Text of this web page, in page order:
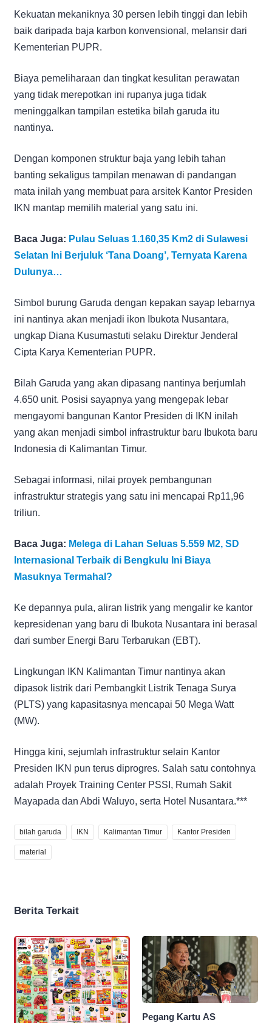
Kekuatan mekaniknya 30 persen lebih tinggi dan lebih
baik daripada baja karbon konvensional, melansir dari
Kementerian PUPR.
Biaya pemeliharaan dan tingkat kesulitan perawatan
yang tidak merepotkan ini rupanya juga tidak
meninggalkan tampilan estetika bilah garuda itu
nantinya.
Dengan komponen struktur baja yang lebih tahan
banting sekaligus tampilan menawan di pandangan
mata inilah yang membuat para arsitek Kantor Presiden
IKN mantap memilih material yang satu ini.
Baca Juga: Pulau Seluas 1.160,35 Km2 di Sulawesi
Selatan Ini Berjuluk ‘Tana Doang’, Ternyata Karena
Dulunya…
Simbol burung Garuda dengan kepakan sayap lebarnya
ini nantinya akan menjadi ikon Ibukota Nusantara,
ungkap Diana Kusumastuti selaku Direktur Jenderal
Cipta Karya Kementerian PUPR.
Bilah Garuda yang akan dipasang nantinya berjumlah
4.650 unit. Posisi sayapnya yang mengepak lebar
mengayomi bangunan Kantor Presiden di IKN inilah
yang akan menjadi simbol infrastruktur baru Ibukota baru
Indonesia di Kalimantan Timur.
Sebagai informasi, nilai proyek pembangunan
infrastruktur strategis yang satu ini mencapai Rp11,96
triliun.
Baca Juga: Melega di Lahan Seluas 5.559 M2, SD
Internasional Terbaik di Bengkulu Ini Biaya
Masuknya Termahal?
Ke depannya pula, aliran listrik yang mengalir ke kantor
kepresidenan yang baru di Ibukota Nusantara ini berasal
dari sumber Energi Baru Terbarukan (EBT).
Lingkungan IKN Kalimantan Timur nantinya akan
dipasok listrik dari Pembangkit Listrik Tenaga Surya
(PLTS) yang kapasitasnya mencapai 50 Mega Watt
(MW).
Hingga kini, sejumlah infrastruktur selain Kantor
Presiden IKN pun terus diprogres. Salah satu contohnya
adalah Proyek Training Center PSSI, Rumah Sakit
Mayapada dan Abdi Waluyo, serta Hotel Nusantara.***
bilah garuda IKN Kalimantan Timur Kantor Presiden
material
Berita Terkait
Pegang Kartu AS